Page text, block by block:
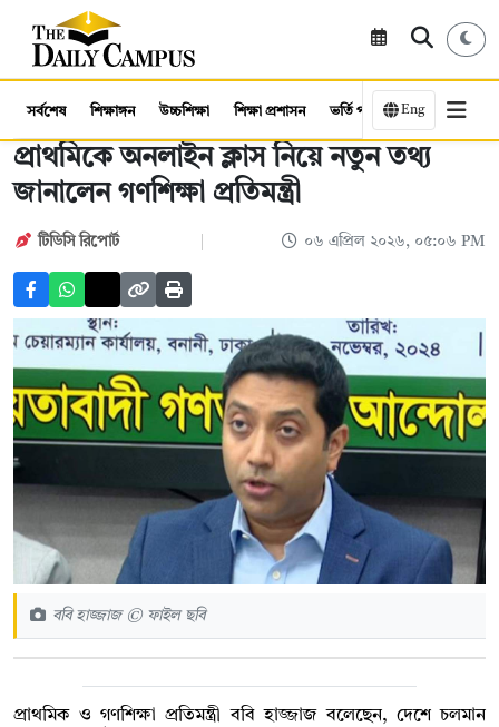
সর্বশেষ শিক্ষাঙ্গন উচ্চশিক্ষা শিক্ষা প্রশাসন ভর্তি পরীক্ষা কর্মসংস্থান
Eng
প্রাথমিকে অনলাইন ক্লাস নিয়ে নতুন তথ্য
জানালেন গণশিক্ষা প্রতিমন্ত্রী
টিডিসি রিপোর্ট ০৬ এপ্রিল ২০২৬, ০৫:০৬ PM
ববি হাজ্জাজ © ফাইল ছবি
প্রাথমিক ও গণশিক্ষা প্রতিমন্ত্রী ববি হাজ্জাজ বলেছেন, দেশে চলমান